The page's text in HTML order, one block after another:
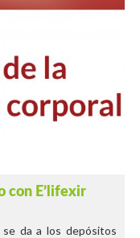
con E’lifexir
da a los depósitos